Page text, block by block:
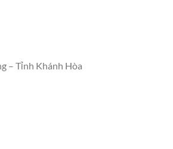
– Tỉnh Khánh Hòa